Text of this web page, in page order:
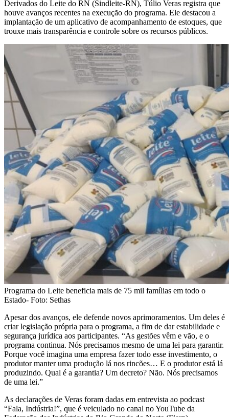
Derivados do Leite do RN (Sindleite-RN), Túlio Veras registra que
houve avanços recentes na execução do programa. Ele destacou a
implantação de um aplicativo de acompanhamento de estoques, que
trouxe mais transparência e controle sobre os recursos públicos.
Programa do Leite beneficia mais de 75 mil famílias em todo o
Estado- Foto: Sethas
Apesar dos avanços, ele defende novos aprimoramentos. Um deles é
criar legislação própria para o programa, a fim de dar estabilidade e
segurança jurídica aos participantes. “As gestões vêm e vão, e o
programa continua. Nós precisamos mesmo de uma lei para garantir.
Porque você imagina uma empresa fazer todo esse investimento, o
produtor manter uma produção lá nos rincões… E o produtor está lá
produzindo. Qual é a garantia? Um decreto? Não. Nós precisamos
de uma lei.”
As declarações de Veras foram dadas em entrevista ao podcast
“Fala, Indústria!”, que é veiculado no canal no YouTube da